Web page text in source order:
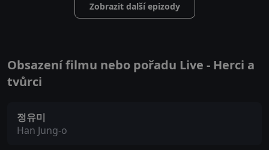
Zobrazit další epizody
Obsazení filmu nebo pořadu Live - Herci a
tvůrci
정유미
Han Jung-o